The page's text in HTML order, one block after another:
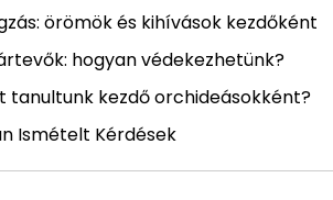
örömök és kihívások kezdőként
hogyan védekezhetünk?
tanultunk kezdő orchideásokként?
Ismételt Kérdések